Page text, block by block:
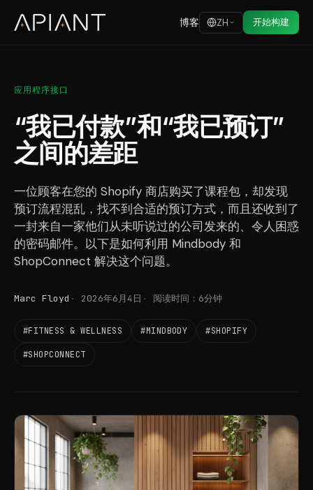
博客 ZH 开始构建
应用程序接口
“我已付款”和“我已预订”
之间的差距
一位顾客在您的 Shopify 商店购买了课程包，却发现
预订流程混乱，找不到合适的预订方式，而且还收到了
一封来自一家他们从未听说过的公司发来的、令人困惑
的密码邮件。以下是如何利用 Mindbody 和
ShopConnect 解决这个问题。
Marc Floyd 2026年6月4日 阅读时间：6分钟
#FITNESS & WELLNESS #MINDBODY #SHOPIFY
#SHOPCONNECT